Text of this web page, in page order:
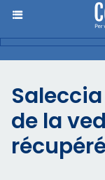
Saleccia
de la